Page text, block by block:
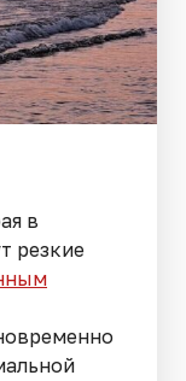
в
резкие